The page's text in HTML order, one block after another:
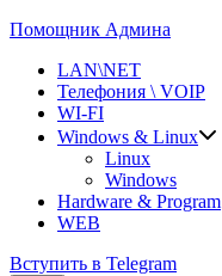
Перейти
содержимому
Помощник Админа
LAN\NET
Телефония \ VOIP
WI-FI
Windows & Linux
Linux
Windows
Hardware & Program
WEB
Вступить в Telegram